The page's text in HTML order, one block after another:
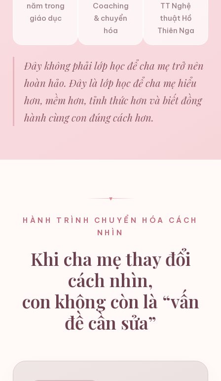
năm trong
giáo dục
Coaching
& chuyển
hóa
TT Nghệ
thuật Hồ
Thiên Nga
Đây không phải lớp học để cha mẹ trở nên
hoàn hảo. Đây là lớp học để cha mẹ hiểu
hơn, mềm hơn, tỉnh thức hơn và biết đồng
hành cùng con đúng cách hơn.
♥
HÀNH TRÌNH CHUYỂN HÓA CÁCH
NHÌN
Khi cha mẹ thay đổi
cách nhìn,
con không còn là “vấn
đề cần sửa”